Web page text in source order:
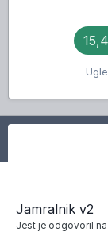
Jamralnik v2
Jest je odgovoril na